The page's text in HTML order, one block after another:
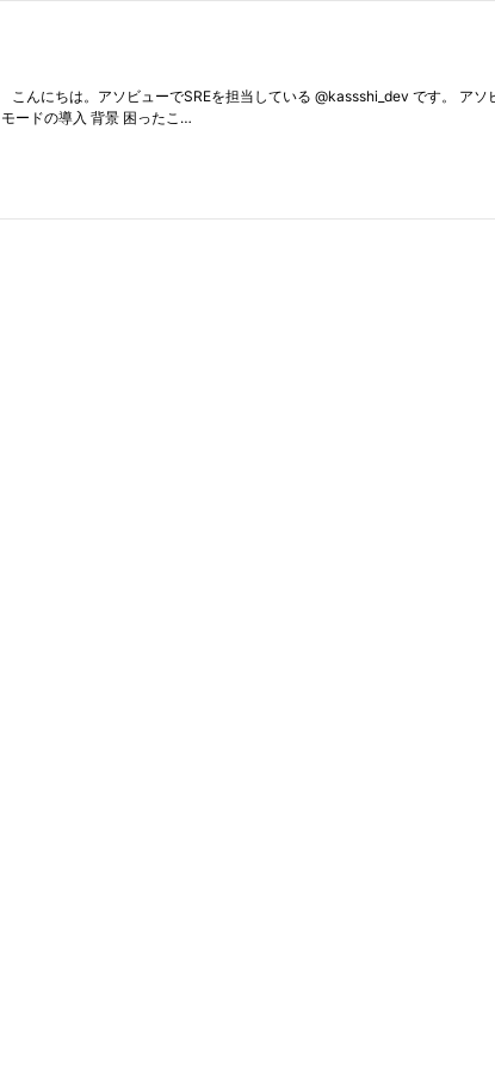
んにちは。アソビューでSREを担当している @kassshi_dev です。 ア
ードの導入 背景 困ったこ…